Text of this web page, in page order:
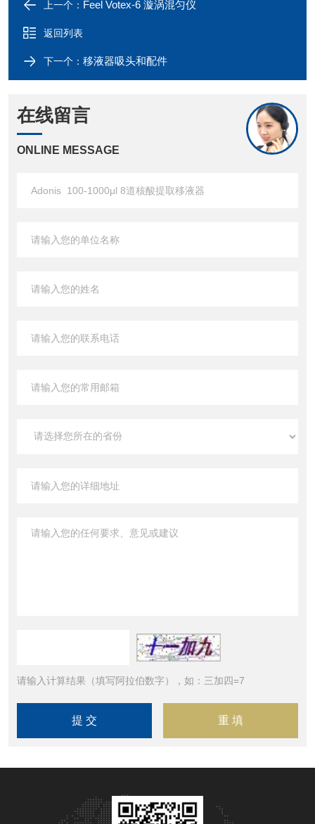
上一个： Feel Votex-6 漩涡混匀仪
返回列表
下一个： 移液器吸头和配件
在线留言
ONLINE MESSAGE
请输入计算结果（填写阿拉伯数字），如：三加四=7